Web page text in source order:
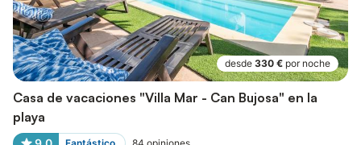
desde 330 € por noche
Casa de vacaciones "Villa Mar - Can Bujosa" en la
playa